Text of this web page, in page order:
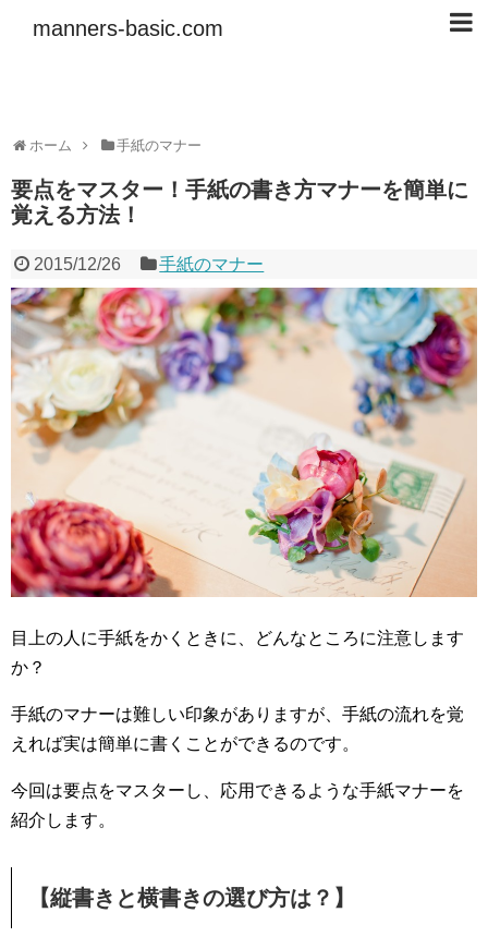
manners-basic.com
ホーム 手紙のマナー
要点をマスター！手紙の書き方マナーを簡単に
覚える方法！
2015/12/26 手紙のマナー
目上の人に手紙をかくときに、どんなところに注意します
か？
手紙のマナーは難しい印象がありますが、手紙の流れを覚
えれば実は簡単に書くことができるのです。
今回は要点をマスターし、応用できるような手紙マナーを
紹介します。
【縦書きと横書きの選び方は？】